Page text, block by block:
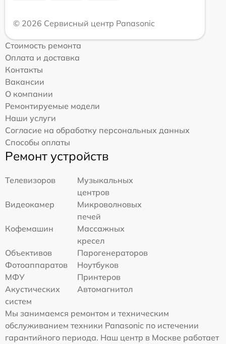
© 2026 Сервисный центр Panasonic
Стоимость ремонта
Оплата и доставка
Контакты
Вакансии
О компании
Ремонтируемые модели
Наши услуги
Согласие на обработку персональных данных
Способы оплаты
Ремонт устройств
Телевизоров
Музыкальных
центров
Видеокамер
Микроволновых
печей
Кофемашин
Массажных
кресел
Объективов
Парогенераторов
Фотоаппаратов
Ноутбуков
МФУ
Принтеров
Акустических
систем
Автомагнитол
Мы занимаемся ремонтом и техническим
обслуживанием техники Panasonic по истечении
гарантийного периода. Наш центр в Москве работает